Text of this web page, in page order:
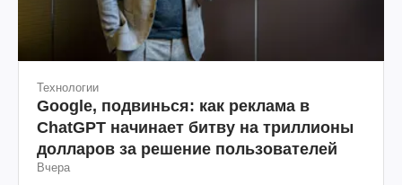
Технологии
Google, подвинься: как реклама в
ChatGPT начинает битву на триллионы
долларов за решение пользователей
Вчера